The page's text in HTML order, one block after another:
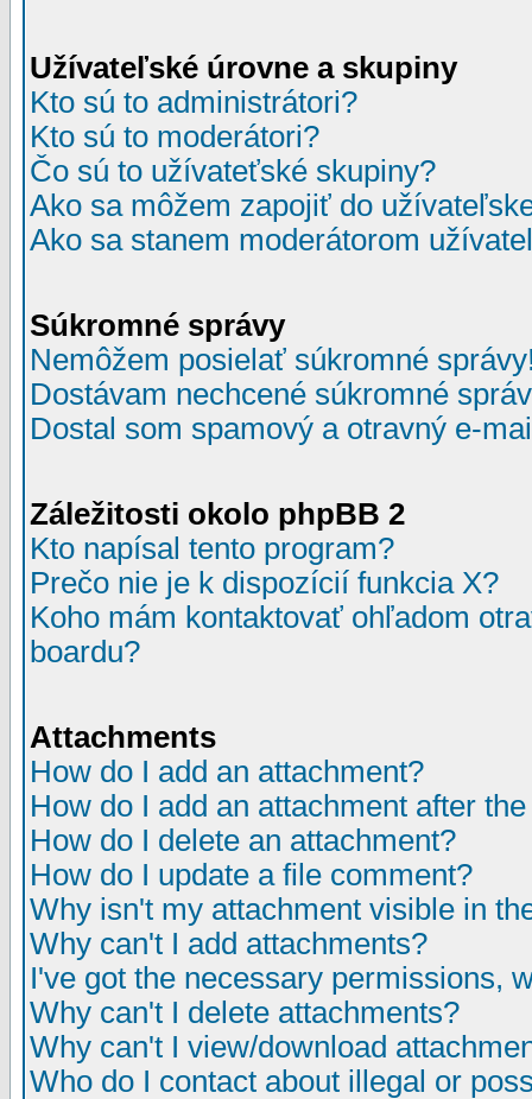
Užívateľské úrovne a skupiny
Kto sú to administrátori?
Kto sú to moderátori?
Čo sú to užívateťské skupiny?
Ako sa môžem zapojiť do
Ako sa stanem moderátorom
Súkromné správy
Nemôžem posielať súkromné
Dostávam nechcené súkromné
Dostal som spamový a otravný e-
Záležitosti okolo phpBB 2
Kto napísal tento program?
Prečo nie je k dispozícií funkcia X?
Koho mám kontaktovať ohľadom
boardu?
Attachments
How do I add an attachment?
How do I add an attachment after
How do I delete an attachment?
How do I update a file comment?
Why isn't my attachment visible in
Why can't I add attachments?
I've got the necessary permissions,
Why can't I delete attachments?
Why can't I view/download
Who do I contact about illegal or